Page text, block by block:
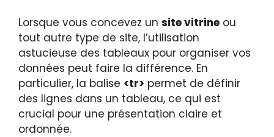
Lorsque vous concevez un site vitrine ou
tout autre type de site, l’utilisation
astucieuse des tableaux pour organiser vos
données peut faire la différence. En
particulier, la balise <tr> permet de définir
des lignes dans un tableau, ce qui est
crucial pour une présentation claire et
ordonnée.